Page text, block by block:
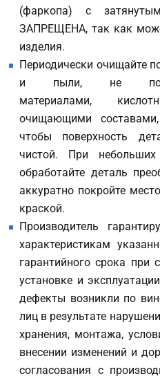
(фаркопа) с
ЗАПРЕЩЕНА, так как
изделия.
Периодически очищайте
и пыли, не
материалами,
очищающими
чтобы поверхность
чистой. При
обработайте деталь
аккуратно покройте
краской.
Производитель
характеристикам
гарантийного срока при
установке и
дефекты возникли по
лиц в результате
хранения, монтажа,
внесении изменений и
согласования с